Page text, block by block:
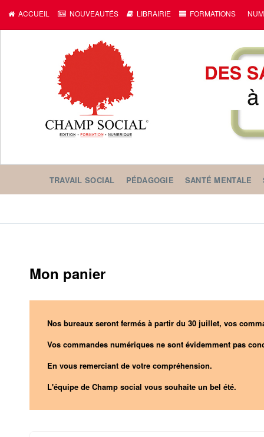
ACCUEIL NOUVEAUTÉS LIBRAIRIE FORMATIONS
TRAVAIL SOCIAL PÉDAGOGIE SANTÉ MENTALE
Mon panier
Nos bureaux seront fermés à partir du 30 juillet, vos
Vos commandes numériques ne sont évidemment pas
En vous remerciant de votre compréhension.
L'équipe de Champ social vous souhaite un bel été.